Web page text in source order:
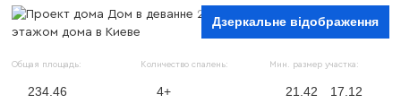
Дзеркальне відображення
Общая площадь:
234.46
Количество спалень:
4+
Мин. размер участка:
21.42 17.12